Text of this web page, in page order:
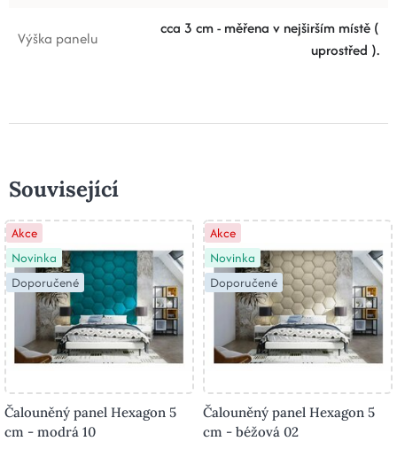
Výška panelu
cca 3 cm - měřena v nejširším místě (
uprostřed ).
Související
Akce
Novinka
Doporučené
Čalouněný panel Hexagon 5
cm - modrá 10
Akce
Novinka
Doporučené
Čalouněný panel Hexagon 5
cm - béžová 02